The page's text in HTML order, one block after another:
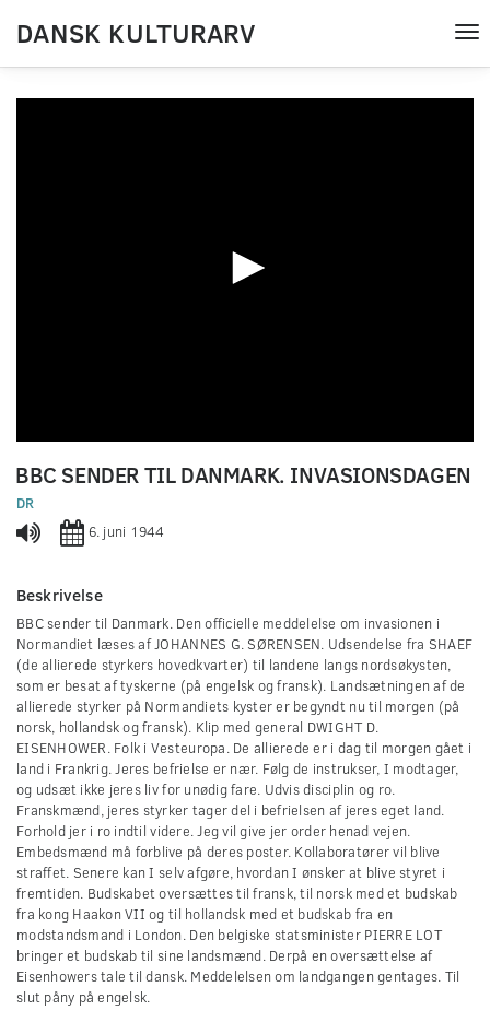
DANSK KULTURARV
seconds
of
0
seconds
BBC SENDER TIL DANMARK. INVASIONSDAGEN
DR
6. juni 1944
Beskrivelse
BBC sender til Danmark. Den officielle meddelelse om invasionen i
Normandiet læses af JOHANNES G. SØRENSEN. Udsendelse fra SHAEF
(de allierede styrkers hovedkvarter) til landene langs nordsøkysten,
som er besat af tyskerne (på engelsk og fransk). Landsætningen af de
allierede styrker på Normandiets kyster er begyndt nu til morgen (på
norsk, hollandsk og fransk). Klip med general DWIGHT D.
EISENHOWER. Folk i Vesteuropa. De allierede er i dag til morgen gået i
land i Frankrig. Jeres befrielse er nær. Følg de instrukser, I modtager,
og udsæt ikke jeres liv for unødig fare. Udvis disciplin og ro.
Franskmænd, jeres styrker tager del i befrielsen af jeres eget land.
Forhold jer i ro indtil videre. Jeg vil give jer order henad vejen.
Embedsmænd må forblive på deres poster. Kollaboratører vil blive
straffet. Senere kan I selv afgøre, hvordan I ønsker at blive styret i
fremtiden. Budskabet oversættes til fransk, til norsk med et budskab
fra kong Haakon VII og til hollandsk med et budskab fra en
modstandsmand i London. Den belgiske statsminister PIERRE LOT
bringer et budskab til sine landsmænd. Derpå en oversættelse af
Eisenhowers tale til dansk. Meddelelsen om landgangen gentages. Til
slut påny på engelsk.